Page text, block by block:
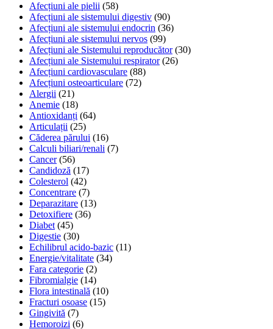
Afecțiuni ale pielii (58)
Afecțiuni ale sistemului digestiv (90)
Afecțiuni ale sistemului endocrin (36)
Afecțiuni ale sistemului nervos (99)
Afecțiuni ale Sistemului reproducător (30)
Afecțiuni ale Sistemului respirator (26)
Afecțiuni cardiovasculare (88)
Afecțiuni osteoarticulare (72)
Alergii (21)
Anemie (18)
Antioxidanți (64)
Articulații (25)
Căderea părului (16)
Calculi biliari/renali (7)
Cancer (56)
Candidoză (17)
Colesterol (42)
Concentrare (7)
Deparazitare (13)
Detoxifiere (36)
Diabet (45)
Digestie (30)
Echilibrul acido-bazic (11)
Energie/vitalitate (34)
Fara categorie (2)
Fibromialgie (14)
Flora intestinală (10)
Fracturi osoase (15)
Gingivită (7)
Hemoroizi (6)